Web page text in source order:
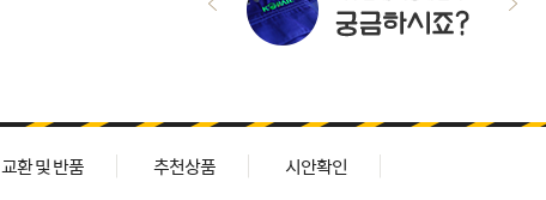
교환 및 반품 추천상품 시안확인